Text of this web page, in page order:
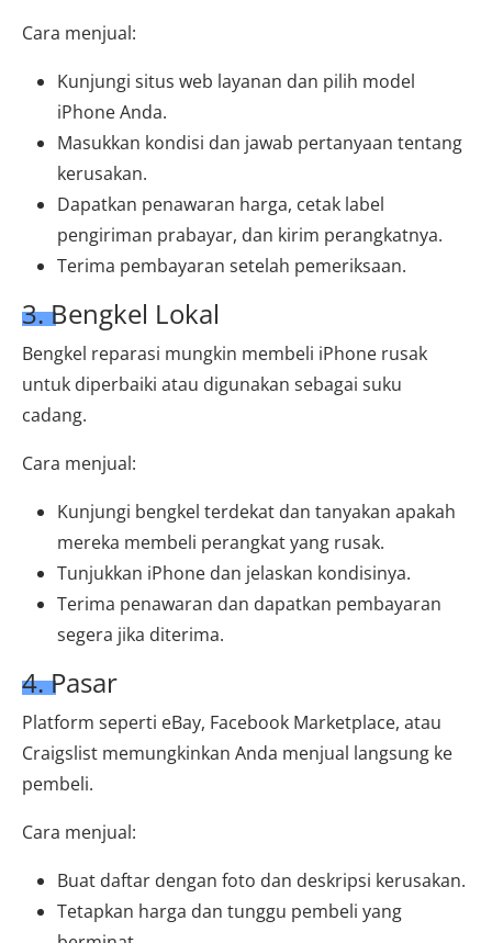
Cara menjual:
Kunjungi situs web layanan dan pilih model
iPhone Anda.
Masukkan kondisi dan jawab pertanyaan tentang
kerusakan.
Dapatkan penawaran harga, cetak label
pengiriman prabayar, dan kirim perangkatnya.
Terima pembayaran setelah pemeriksaan.
3. Bengkel Lokal
Bengkel reparasi mungkin membeli iPhone rusak
untuk diperbaiki atau digunakan sebagai suku
cadang.
Cara menjual:
Kunjungi bengkel terdekat dan tanyakan apakah
mereka membeli perangkat yang rusak.
Tunjukkan iPhone dan jelaskan kondisinya.
Terima penawaran dan dapatkan pembayaran
segera jika diterima.
4. Pasar
Platform seperti eBay, Facebook Marketplace, atau
Craigslist memungkinkan Anda menjual langsung ke
pembeli.
Cara menjual:
Buat daftar dengan foto dan deskripsi kerusakan.
Tetapkan harga dan tunggu pembeli yang